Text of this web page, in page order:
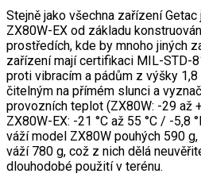
Stejně jako všechna zařízení
ZX80W-EX od základu
prostředích, kde by mnoho jiných
zařízení mají certifikaci MIL-STD-
proti vibracím a pádům z výšky
čitelným na přímém slunci a
provozních teplot (ZX80W: -29 až
ZX80W-EX: -21 °C až 55 °C / -5,8
váží model ZX80W pouhých 590
váží 780 g, což z nich dělá
dlouhodobé použití v terénu.